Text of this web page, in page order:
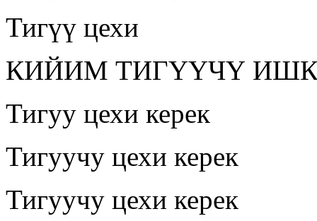
Тигүү цехи
КИЙИМ ТИГҮҮЧҮ
Тигуу цехи керек
Тигуучу цехи керек
Тигуучу цехи керек